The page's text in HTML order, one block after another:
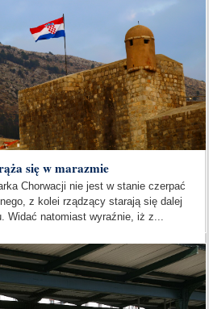
się w marazmie
Chorwacji nie jest w stanie czerpać
z kolei rządzący starają się dalej
Widać natomiast wyraźnie, iż z...